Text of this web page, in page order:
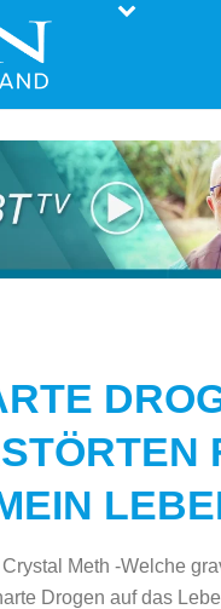
Meth -Welche
Drogen auf das